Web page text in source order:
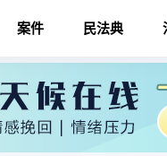
案件 民法典